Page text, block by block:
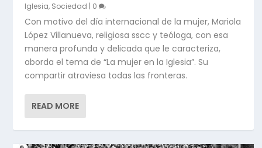
Iglesia, Sociedad 0
Con motivo del día internacional de la mujer, Mariola
López Villanueva, religiosa sscc y teóloga, con esa
manera profunda y delicada que le caracteriza,
aborda el tema de “La mujer en la Iglesia”. Su
compartir atraviesa todas las fronteras.
READ MORE